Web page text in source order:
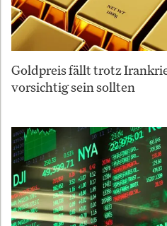
Goldpreis fällt trotz
vorsichtig sein sollten